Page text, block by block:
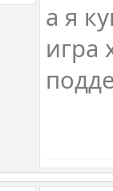
а я
игра